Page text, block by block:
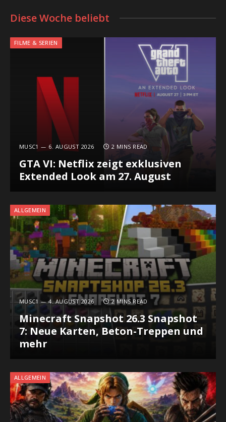
Diese Woche beliebt
FILME & SERIEN
MUSC1 6. AUGUST 2026 2 MINS READ
GTA VI: Netflix zeigt exklusiven
Extended Look am 27. August
ALLGEMEIN
MUSC1 4. AUGUST 2026 2 MINS READ
Minecraft Snapshot 26.3 Snapshot
7: Neue Karten, Beton-Treppen und
mehr
ALLGEMEIN